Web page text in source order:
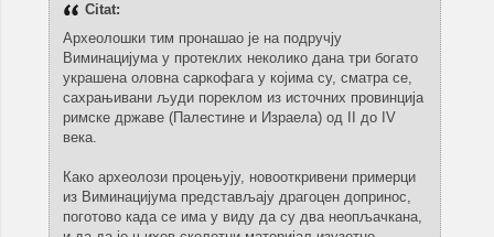
Citat:
Археолошки тим пронашао је на подручју
Виминацијума у протеклих неколико дана три богато
украшена оловна саркофага у којима су, сматра се,
сахрањивани људи пореклом из источних провинција
римске државе (Палестине и Израела) од II до IV
века.
Како археолози процењују, новооткривени примерци
из Виминацијума представљају драгоцен допринос,
поготово када се има у виду да су два неопљачкана,